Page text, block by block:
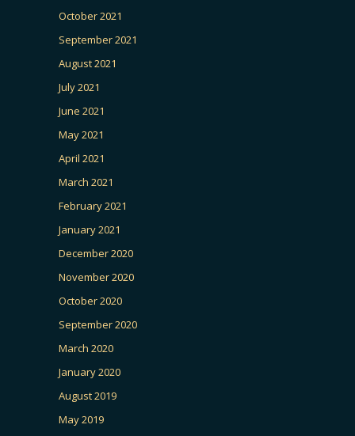
October 2021
September 2021
August 2021
July 2021
June 2021
May 2021
April 2021
March 2021
February 2021
January 2021
December 2020
November 2020
October 2020
September 2020
March 2020
January 2020
August 2019
May 2019